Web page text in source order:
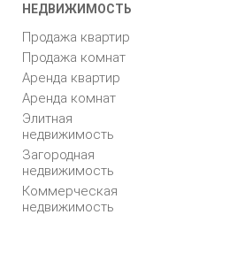
НЕДВИЖИМОСТЬ
Продажа квартир
Продажа комнат
Аренда квартир
Аренда комнат
Элитная
недвижимость
Загородная
недвижимость
Коммерческая
недвижимость